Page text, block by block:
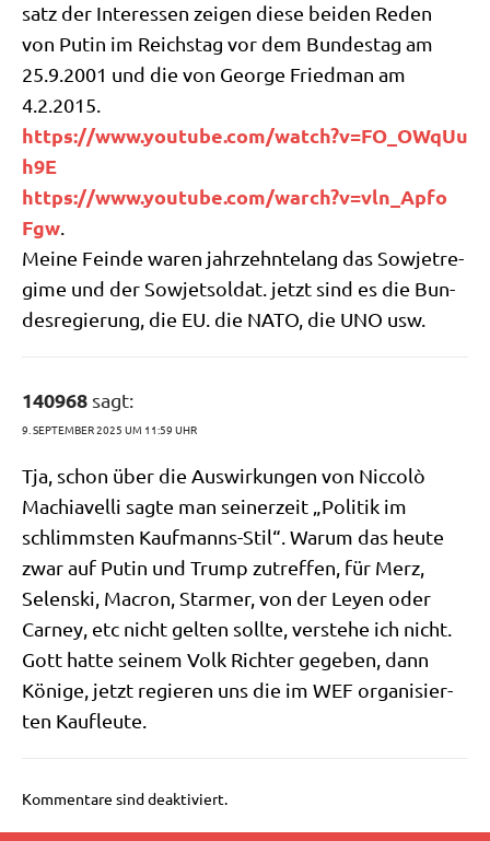
satz der Inter­es­sen zei­gen die­se bei­den Reden
von Putin im Reichs­tag vor dem Bun­des­tag am
25.9.2001 und die von Geor­ge Fried­man am
4.2.2015.
https://​www​.you​tube​.com/​w​a​t​c​h​?​v​=​F​O​_​O​W​q​U​u​
h9E
https://​www​.you​tube​.com/​w​a​r​c​h​?​v​=​v​l​n​_​A​p​f​o​
Fgw
Mei­ne Fein­de waren jahr­zehn­te­lang das Sowjet­re­
gime und der Sowjet­sol­dat. jetzt sind es die Bun­
des­re­gie­rung, die EU. die NATO, die UNO usw.
140968 sagt:
9. SEPTEMBER 2025 UM 11:59 UHR
Tja, schon über die Aus­wir­kun­gen von Nic­colò
Machia­vel­li sag­te man sei­ner­zeit „Poli­tik im
schlimm­sten Kauf­manns-Stil“. War­um das heu­te
zwar auf Putin und Trump zutref­fen, für Merz,
Selen­ski, Macron, Star­mer, von der Ley­en oder
Car­ney, etc nicht gel­ten soll­te, ver­ste­he ich nicht.
Gott hat­te sei­nem Volk Rich­ter gege­ben, dann
Köni­ge, jetzt regie­ren uns die im WEF orga­ni­sier­
ten Kaufleute.
Kommentare sind deaktiviert.